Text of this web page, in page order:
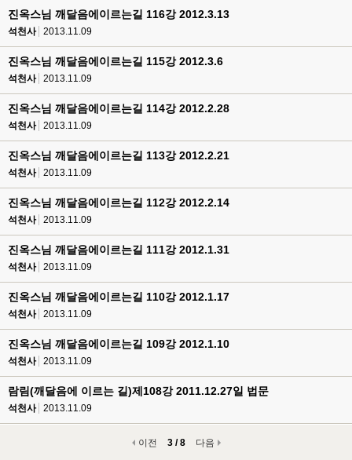
진옥스님 깨달음에이르는길 116강 2012.3.13
석천사 2013.11.09
진옥스님 깨달음에이르는길 115강 2012.3.6
석천사 2013.11.09
진옥스님 깨달음에이르는길 114강 2012.2.28
석천사 2013.11.09
진옥스님 깨달음에이르는길 113강 2012.2.21
석천사 2013.11.09
진옥스님 깨달음에이르는길 112강 2012.2.14
석천사 2013.11.09
진옥스님 깨달음에이르는길 111강 2012.1.31
석천사 2013.11.09
진옥스님 깨달음에이르는길 110강 2012.1.17
석천사 2013.11.09
진옥스님 깨달음에이르는길 109강 2012.1.10
석천사 2013.11.09
람림(깨달음에 이르는 길)제108강 2011.12.27일 법문
석천사 2013.11.09
이전 3 / 8 다음